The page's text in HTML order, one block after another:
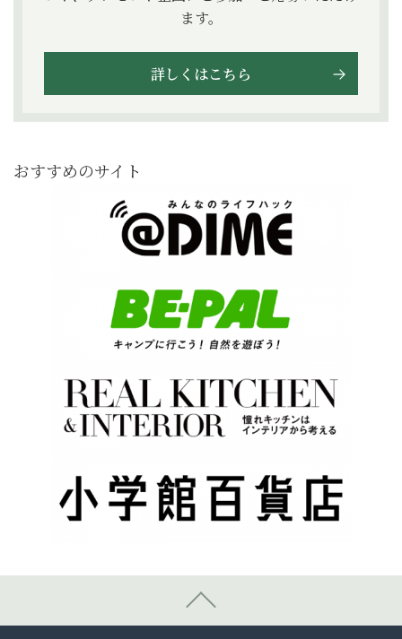
ます。
詳しくはこちら
おすすめのサイト